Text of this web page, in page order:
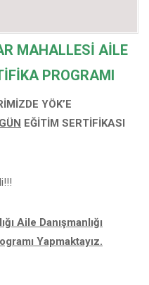
MAHALLESİ AİLE
PROGRAMI
YÖK’E
EĞİTİM SERTİFİKASI
Aile Danışmanlığı
Yapmaktayız.